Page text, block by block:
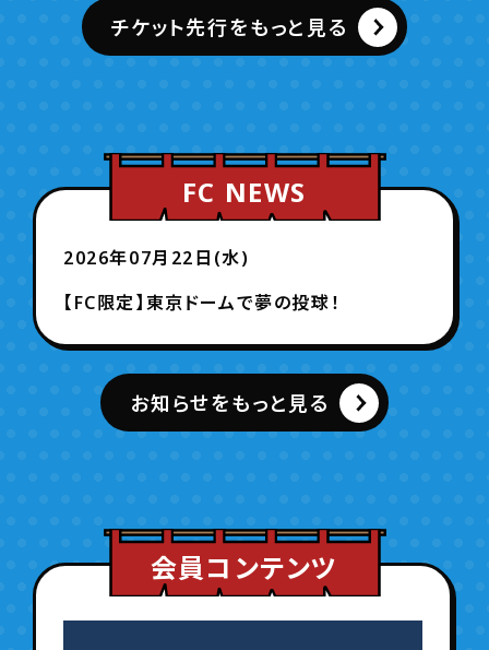
チケット先行をもっと見る
FC NEWS
2026年07月22日(水)
【FC限定】東京ドームで夢の投球！
お知らせをもっと見る
会員コンテンツ